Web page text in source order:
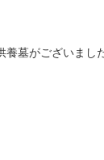
養墓がございまし